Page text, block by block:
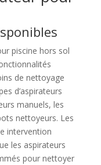
piscine hors sol
de nettoyage
d’aspirateurs
manuels, les
nettoyeurs. Les
intervention
les aspirateurs
pour nettoyer